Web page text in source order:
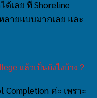
ด้เลย ที่ Shoreline
ลายแบบมากเลย และ
แล้วเป็นยังไงบ้าง ?
ค่ะ เพราะ